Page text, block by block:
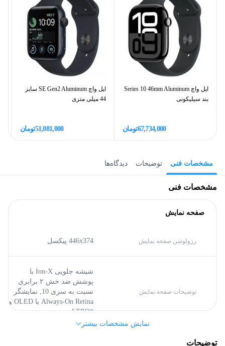
اپل واچ Series 10 46mm Aluminum
بند سیلیکونی
67,734,000تومان
اپل واچ SE Gen2 Aluminum سایز
44 میلی متری
51,081,000تومان
مشخصات فنی توضیحات دیدگاه‌ها
مشخصات فنی
صفحه نمایش
رزولوشن صفحه نمایش 446x374 پیکسل
توضیحات صفحه نمایش
شیشه جلویی Ion-X با
پوشش ضد خش ۲ برابری
نسبت به سری 10,
نمایشگر
Always-On Retina با OLED و
LTPO۳
تراکم پیکسلی صفحه نمایش
نمایش مشخصات بیشتر
توضیحات